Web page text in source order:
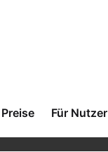
Preise Für Nutzer